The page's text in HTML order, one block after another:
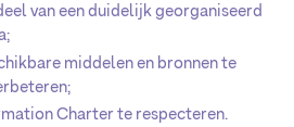
van een duidelijk georganiseerd
middelen en bronnen te
Charter te respecteren.